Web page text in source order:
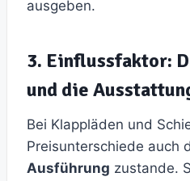
ausgeben.
3. Einflussfaktor:
und die
Bei Klappläden und
Preisunterschiede auch
Ausführung zustande.